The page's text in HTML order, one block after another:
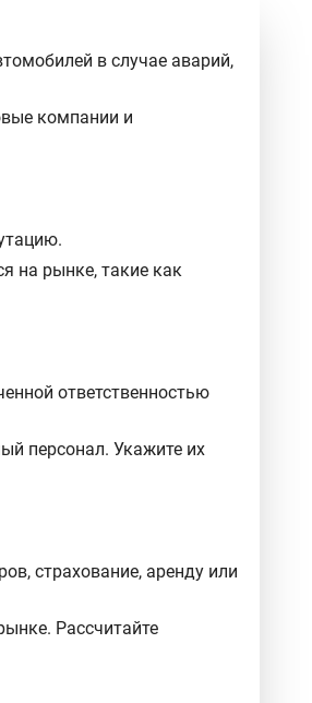
в случае аварий,
компании и
на рынке, такие как
ответственностью
персонал. Укажите их
страхование, аренду или
Рассчитайте